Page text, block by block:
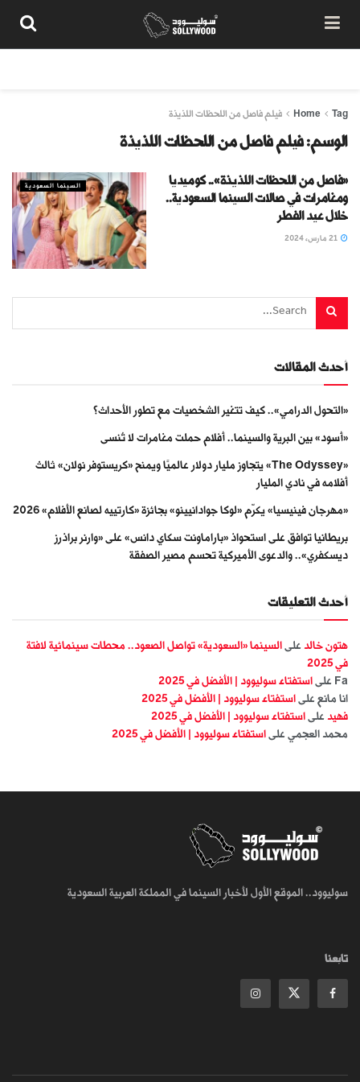
Home Tag فيلم فاصل من اللحظات اللذيذة
الوسم:فيلم فاصل من اللحظات اللذيذة
السينما السعودية
«فاصل من اللحظات اللذيذة».. كوميديا
ومغامرات في صالات السينما السعودية..
خلال عيد الفطر
أحدث المقالات
«التحول الدرامي».. كيف تتغير الشخصيات مع تطور الأحداث؟
«أسود» بين البرية والسينما.. أفلام حملت مغامرات لا تُنسى
«The Odyssey» يتجاوز مليار دولار عالميًا ويمنح «كريستوفر نولان» ثالث
أفلامه في نادي المليار
«مهرجان فينيسيا» يكرّم «لوكا جوادانيينو» بجائزة «كارتييه لصانع الأفلام» 2026
بريطانيا توافق على استحواذ «باراماونت سكاي دانس» على «وارنر براذرز
ديسكفري».. والدعوى الأميركية تحسم مصير الصفقة
أحدث التعليقات
هتون خالد على السينما «السعودية» تواصل الصعود.. محطات سينمائية لافتة
في 2025
Fa على استفتاء سوليوود | الأفضل في 2025
انا مانع على استفتاء سوليوود | الأفضل في 2025
فهيد على استفتاء سوليوود | الأفضل في 2025
محمد العجمي على استفتاء سوليوود | الأفضل في 2025
سوليوود.. الموقع الأول لأخبار السينما في المملكة العربية السعودية
تابعنا